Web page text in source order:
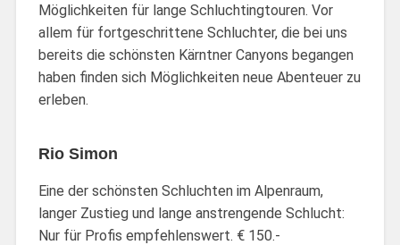
Möglichkeiten für lange Schluchtingtouren. Vor
allem für fortgeschrittene Schluchter, die bei uns
bereits die schönsten Kärntner Canyons begangen
haben finden sich Möglichkeiten neue Abenteuer zu
erleben.
Rio Simon
Eine der schönsten Schluchten im Alpenraum,
langer Zustieg und lange anstrengende Schlucht:
Nur für Profis empfehlenswert. € 150.-